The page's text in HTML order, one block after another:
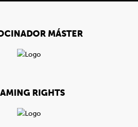
MÁSTER
RIGHTS